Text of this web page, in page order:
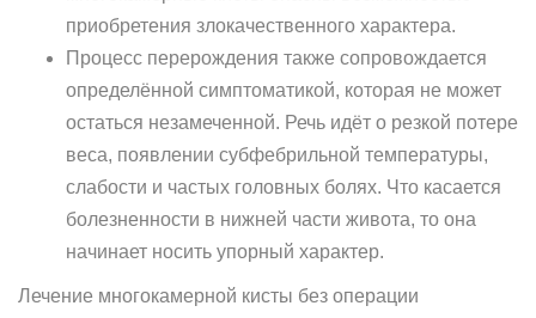
приобретения злокачественного характера.
Процесс перерождения также сопровождается
определённой симптоматикой, которая не может
остаться незамеченной. Речь идёт о резкой потере
веса, появлении субфебрильной температуры,
слабости и частых головных болях. Что касается
болезненности в нижней части живота, то она
начинает носить упорный характер.
Лечение многокамерной кисты без операции